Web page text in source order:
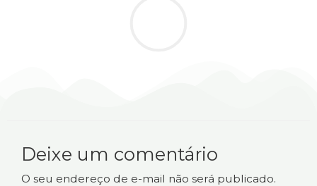
Deixe um comentário
O seu endereço de e-mail não será publicado.